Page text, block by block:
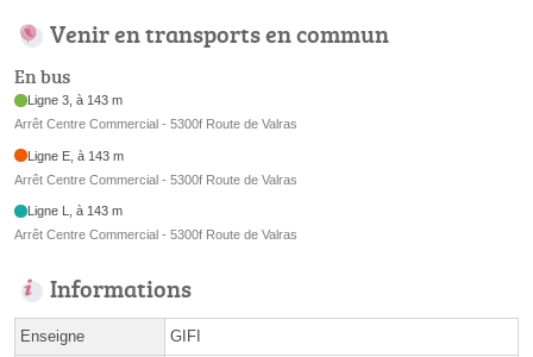
Venir en transports en commun
En bus
Ligne 3, à 143 m
Arrêt Centre Commercial - 5300f Route de Valras
Ligne E, à 143 m
Arrêt Centre Commercial - 5300f Route de Valras
Ligne L, à 143 m
Arrêt Centre Commercial - 5300f Route de Valras
Informations
Enseigne GIFI